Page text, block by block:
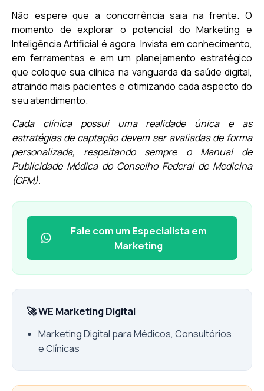
Não espere que a concorrência saia na frente. O
momento de explorar o potencial do Marketing e
Inteligência Artificial é agora. Invista em conhecimento,
em ferramentas e em um planejamento estratégico
que coloque sua clínica na vanguarda da saúde digital,
atraindo mais pacientes e otimizando cada aspecto do
seu atendimento.
Cada clínica possui uma realidade única e as
estratégias de captação devem ser avaliadas de forma
personalizada, respeitando sempre o Manual de
Publicidade Médica do Conselho Federal de Medicina
(CFM).
Fale com um Especialista em
Marketing
🚀 WE Marketing Digital
Marketing Digital para Médicos, Consultórios
e Clínicas